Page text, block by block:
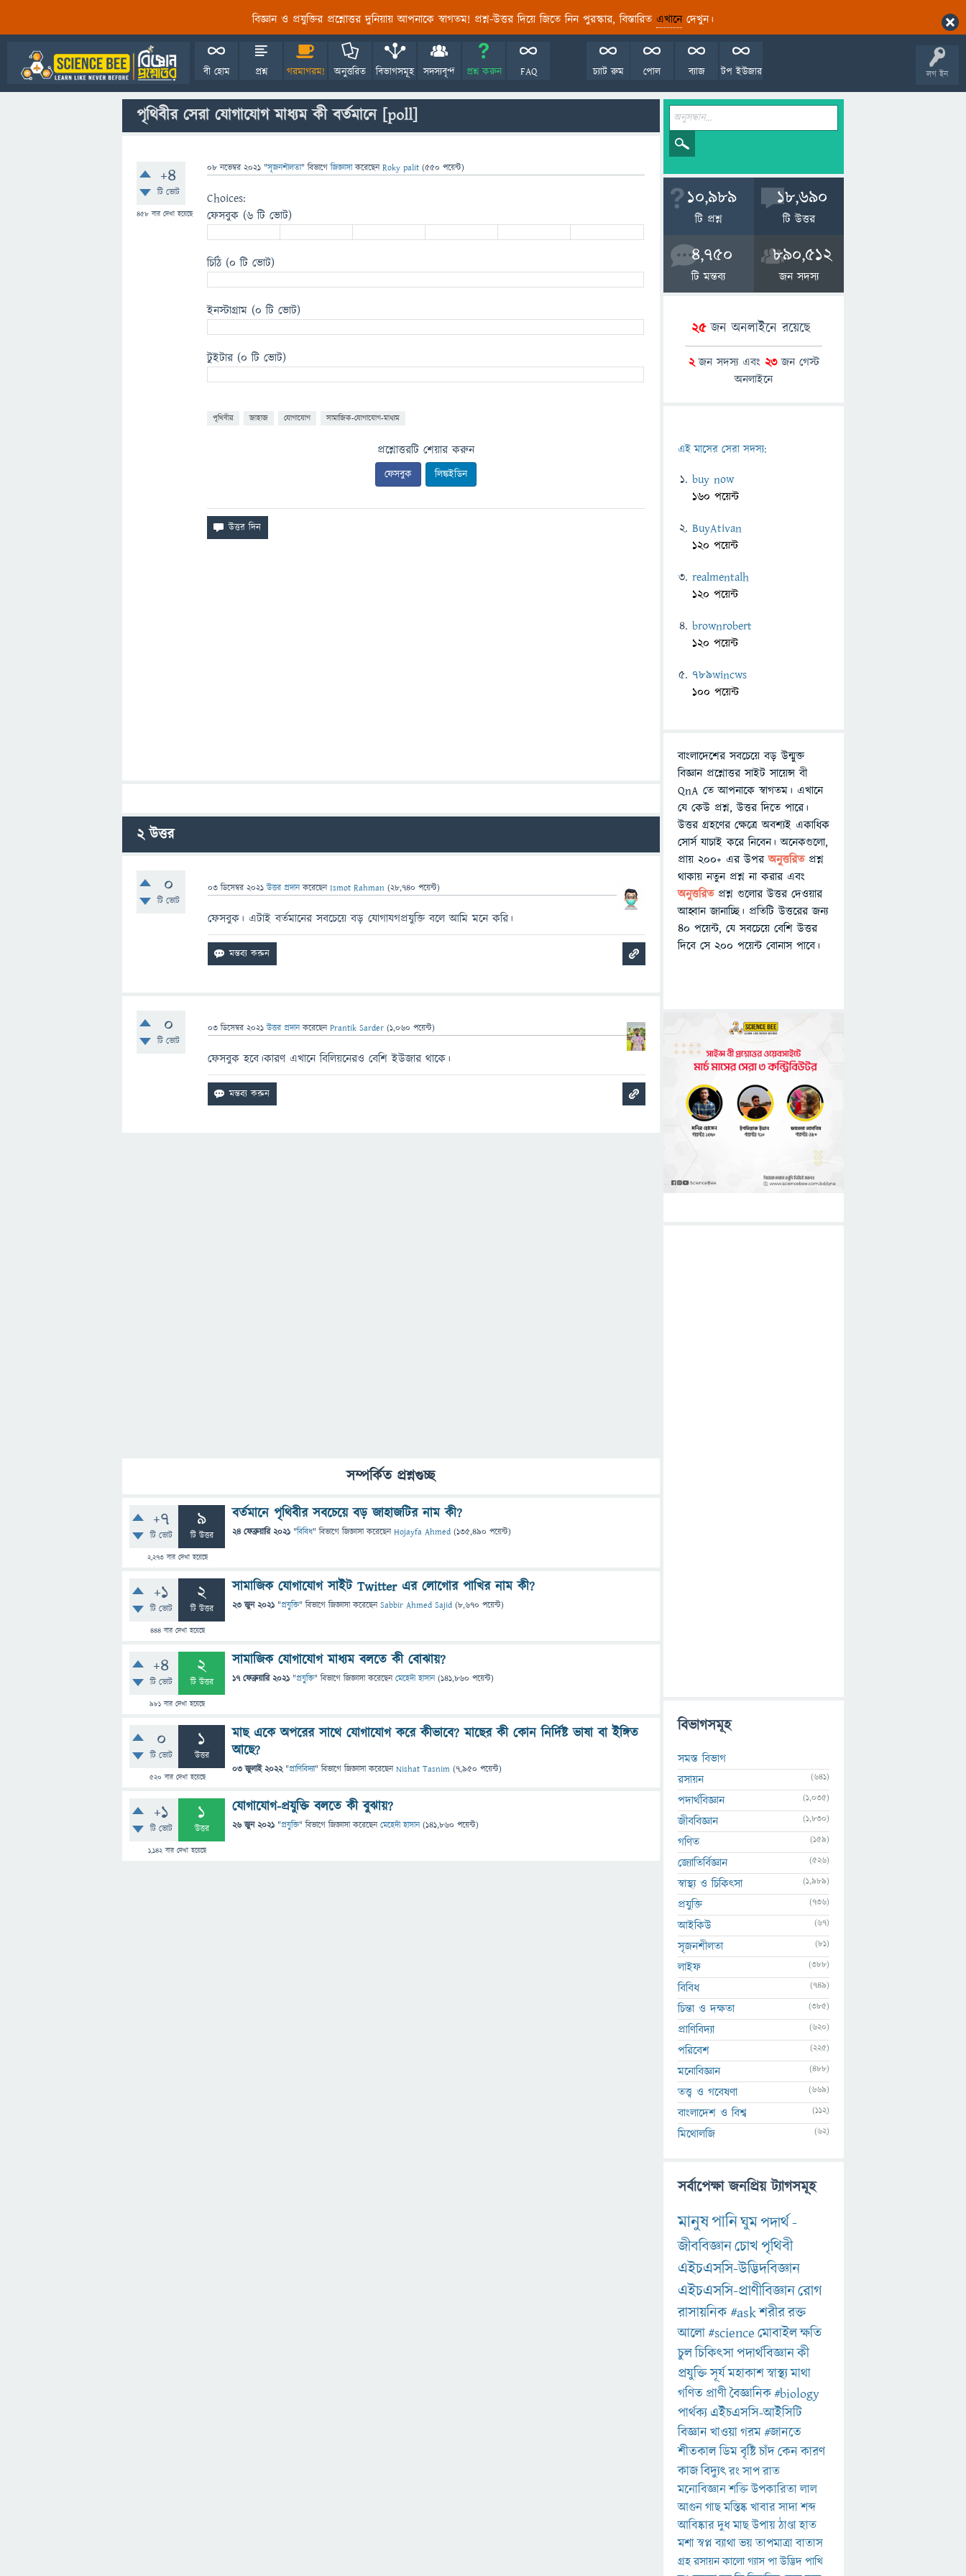
বিজ্ঞান ও প্রযুক্তির প্রশ্নোত্তর দুনিয়ায় আপনাকে স্বাগতম! প্রশ্ন-উত্তর দিয়ে জিতে নিন পুরস্কার, বিস্তারিত এখানেদেখুন।
লগ ইন
বী হোম প্রশ্ন গরমাগরম! অনুত্তরিত বিভাগসমূহ সদস্যবৃন্দ প্রশ্ন করুন FAQ টপ ইউজার
ব্যাজ
পোল
চ্যাট রুম
পৃথিবীর সেরা যোগাযোগ মাধ্যম কী বর্তমানে[poll]
+4
টি ভোট
458 বার দেখা হয়েছে
08 নভেম্বর 2021 "সৃজনশীলতা" বিভাগে জিজ্ঞাসাকরেছেনRoky palit (550 পয়েন্ট)
Choices:
ফেসবুক (6 টি ভোট)
চিঠি(0 টি ভোট)
ইনস্টাগ্রাম (0 টি ভোট)
টুইটার(0 টি ভোট)
পৃথিবীর জাহাজ যোগাযোগ সামাজিক-যোগাযোগ-মাধ্যম
প্রশ্নোত্তরটি শেয়ার করুন
ফেসবুক লিঙ্কইডিন
2উত্তর
0
টি ভোট
03 ডিসেম্বর 2021 উত্তর প্রদান করেছেনIsmot Rahman (28,740 পয়েন্ট)
ফেসবুক। এটাই বর্তমানের সবচেয়ে বড় যোগাযগপ্রযুক্তি বলে আমি মনে করি।
0
টি ভোট
03 ডিসেম্বর 2021 উত্তর প্রদান করেছেনPrantik Sarder (1,060 পয়েন্ট)
ফেসবুক হবে।কারণ এখানে বিলিয়নেরও বেশি ইউজার থাকে।
সম্পর্কিত প্রশ্নগুচ্ছ
+7
টি ভোট
9
টি উত্তর
2,273বার দেখা হয়েছে
বর্তমানে পৃথিবীর সবচেয়ে বড় জাহাজটির নাম কী?
24 ফেব্রুয়ারি 2021 "বিবিধ" বিভাগে জিজ্ঞাসাকরেছেনHojayfa Ahmed (135,490 পয়েন্ট)
+1
টি ভোট
2
টি উত্তর
444বার দেখা হয়েছে
সামাজিক যোগাযোগ সাইট Twitter এর লোগোর পাখির নাম কী?
23 জুন 2021 "প্রযুক্তি" বিভাগে জিজ্ঞাসাকরেছেনSabbir Ahmed Sajid (8,670 পয়েন্ট)
+4
টি ভোট
2
টি উত্তর
981 বার দেখা হয়েছে
সামাজিক যােগাযােগ মাধ্যম বলতে কী বােঝায়?
17 ফেব্রুয়ারি 2021 "প্রযুক্তি" বিভাগে জিজ্ঞাসাকরেছেনমেহেদী হাসান (141,860 পয়েন্ট)
0
টি ভোট
1
উত্তর
520 বার দেখা হয়েছে
মাছ একে অপরের সাথে যোগাযোগ করে কীভাবে? মাছের কী কোন নির্দিষ্ট ভাষা বা ইঙ্গিত
আছে?
03 জুলাই 2022 "প্রাণিবিদ্যা" বিভাগে জিজ্ঞাসাকরেছেনNishat Tasnim (7,950 পয়েন্ট)
+1
টি ভোট
1
উত্তর
1,142বার দেখা হয়েছে
যোগাযোগ-প্রযুক্তি বলতে কী বুঝায়?
26 জুন 2021 "প্রযুক্তি" বিভাগে জিজ্ঞাসাকরেছেনমেহেদী হাসান (141,860 পয়েন্ট)
10,989
টি প্রশ্ন
18,690
টি উত্তর
4,750
টি মন্তব্য
890,512
জন সদস্য
25জন অনলাইনে রয়েছে
2জন সদস্য এবং 23জন গেস্ট
অনলাইনে
এই মাসের সেরা সদস্য:
buy now
160 পয়েন্ট
BuyAtivan
120 পয়েন্ট
realmentalh
120 পয়েন্ট
brownrobert
120 পয়েন্ট
789wincws
100 পয়েন্ট
বাংলাদেশের সবচেয়ে বড় উন্মুক্ত
বিজ্ঞান প্রশ্নোত্তর সাইট সায়েন্স বী
QnA তে আপনাকে স্বাগতম। এখানে
যে কেউ প্রশ্ন, উত্তর দিতে পারে।
উত্তর গ্রহণের ক্ষেত্রে অবশ্যই একাধিক
সোর্স যাচাই করে নিবেন। অনেকগুলো,
প্রায় ২০০+ এর উপরঅনুত্তরিতপ্রশ্ন
থাকায় নতুন প্রশ্ন না করার এবং
অনুত্তরিত প্রশ্ন গুলোর উত্তর দেওয়ার
আহ্বান জানাচ্ছি। প্রতিটি উত্তরের জন্য
৪০ পয়েন্ট, যে সবচেয়ে বেশি উত্তর
দিবে সে ২০০ পয়েন্ট বোনাস পাবে।
বিভাগসমূহ
সমস্ত বিভাগ
রসায়ন
(641)
পদার্থবিজ্ঞান (1,035)
জীববিজ্ঞান (1,830)
গণিত (159)
জ্যোতির্বিজ্ঞান (526)
স্বাস্থ্য ও চিকিৎসা (1,989)
প্রযুক্তি (736)
আইকিউ (67)
সৃজনশীলতা (81)
লাইফ (388)
বিবিধ (749)
চিন্তা ও দক্ষতা (385)
প্রাণিবিদ্যা (620)
পরিবেশ (225)
মনোবিজ্ঞান (488)
তত্ত্ব ও গবেষণা (669)
বাংলাদেশ ও বিশ্ব (112)
মিথোলজি (62)
সর্বাপেক্ষা জনপ্রিয় ট্যাগসমূহ
মানুষপানিঘুমপদার্থ-
জীববিজ্ঞানচোখপৃথিবী
এইচএসসি-উদ্ভিদবিজ্ঞান
এইচএসসি-প্রাণীবিজ্ঞানরোগ
রাসায়নিক#askশরীররক্ত
আলো#scienceমোবাইলক্ষতি
চুলচিকিৎসাপদার্থবিজ্ঞানকী
প্রযুক্তিসূর্যমহাকাশস্বাস্থ্যমাথা
গণিত প্রাণীবৈজ্ঞানিক#biology
পার্থক্য এইচএসসি-আইসিটি
বিজ্ঞানখাওয়াগরম#জানতে
শীতকালডিমবৃষ্টিচাঁদকেনকারণ
কাজবিদ্যুৎরংসাপরাত
মনোবিজ্ঞানশক্তিউপকারিতালাল
আগুনগাছমস্তিষ্কখাবারসাদাশব্দ
আবিষ্কারদুধমাছউপায়ঠাণ্ডাহাত
মশাস্বপ্নব্যাথাভয়তাপমাত্রাবাতাস
গ্রহরসায়নকালোগ্যাসপাউদ্ভিদপাখি